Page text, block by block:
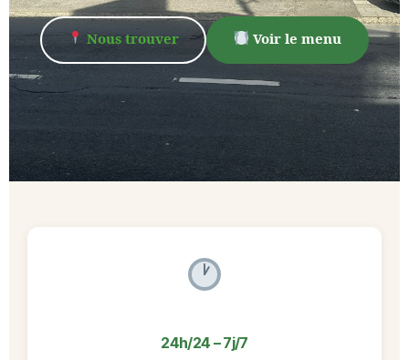
Nous trouver Voir le menu
24h/24 – 7j/7